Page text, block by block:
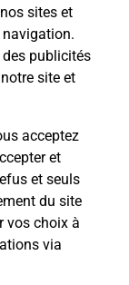
sites et
des publicités
site et
acceptez
et
et seuls
du site
vos choix à
via
route